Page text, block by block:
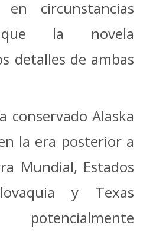
circunstancias
la novela
detalles de ambas
conservado Alaska
la era posterior a
Mundial, Estados
y Texas